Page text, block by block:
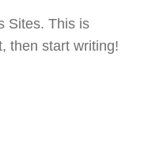
Sites. This is
then start writing!